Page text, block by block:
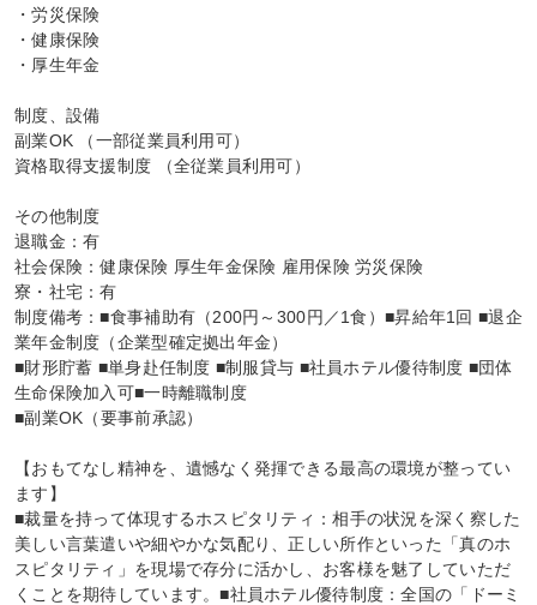
・労災保険
・健康保険
・厚生年金
制度、設備
副業OK （一部従業員利用可）
資格取得支援制度 （全従業員利用可）
その他制度
退職金：有
社会保険：健康保険 厚生年金保険 雇用保険 労災保険
寮・社宅：有
制度備考：■食事補助有（200円～300円／1食）■昇給年1回 ■退企
業年金制度（企業型確定拠出年金）
■財形貯蓄 ■単身赴任制度 ■制服貸与 ■社員ホテル優待制度 ■団体
生命保険加入可■一時離職制度
■副業OK（要事前承認）
【おもてなし精神を、遺憾なく発揮できる最高の環境が整ってい
ます】
■裁量を持って体現するホスピタリティ：相手の状況を深く察した
美しい言葉遣いや細やかな気配り、正しい所作といった「真のホ
スピタリティ」を現場で存分に活かし、お客様を魅了していただ
くことを期待しています。■社員ホテル優待制度：全国の「ドーミ